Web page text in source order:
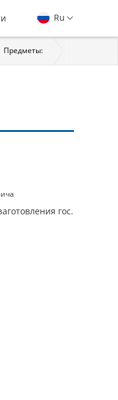
Ru
Предметы:
гос.